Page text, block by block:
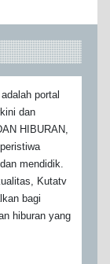
portal
dan
HIBURAN,
mendidik.
Kutatv
bagi
hiburan yang